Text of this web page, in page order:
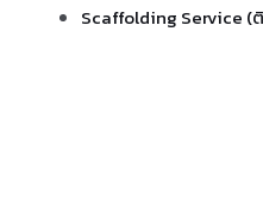
Scaffolding Service (